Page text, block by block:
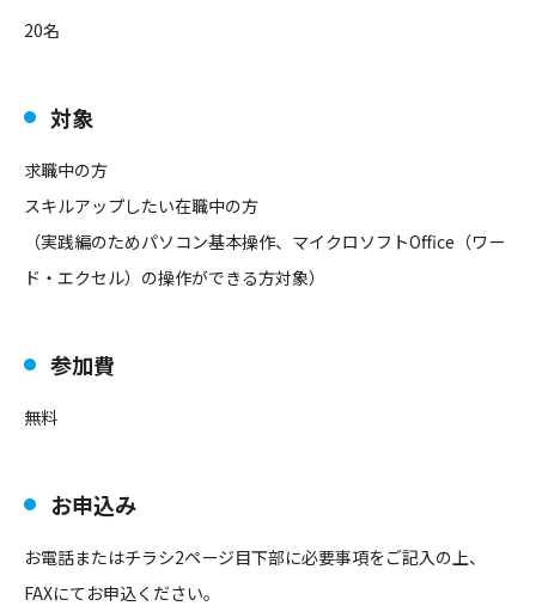
20名
対象
求職中の方
スキルアップしたい在職中の方
（実践編のためパソコン基本操作、マイクロソフトOffice（ワー
ド・エクセル）の操作ができる方対象）
参加費
無料
お申込み
お電話またはチラシ2ページ目下部に必要事項をご記入の上、
FAXにてお申込ください。